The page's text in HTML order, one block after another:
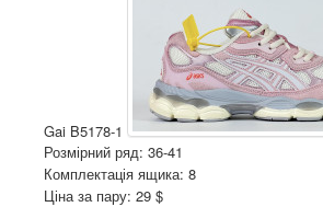
Gai B5178-1
Розмірний ряд: 36-41
Комплектація ящика: 8
Ціна за пару: 29 $